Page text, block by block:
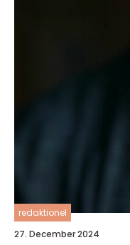
redaktionel
27. December 2024